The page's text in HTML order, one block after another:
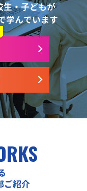
生・子どもが
学んでいます
ご紹介